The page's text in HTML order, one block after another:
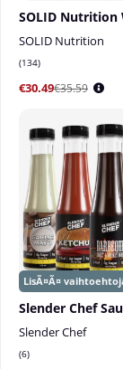
SOLID Nutrition
SOLID Nutrition
134
€30.49€35.59
Slender Chef
Slender Chef
6